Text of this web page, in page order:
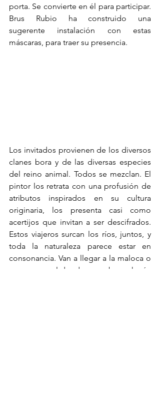
porta. Se convierte en él para participar.
Brus Rubio ha construido una
sugerente instalación con estas
máscaras, para traer su presencia.
Los invitados provienen de los diversos
clanes bora y de las diversas especies
del reino animal. Todos se mezclan. El
pintor los retrata con una profusión de
atributos inspirados en su cultura
originaria, los presenta casi como
acertijos que invitan a ser descifrados.
Estos viajeros surcan los ríos, juntos, y
toda la naturaleza parece estar en
consonancia. Van a llegar a la maloca o
casa comunal donde se emborracharán